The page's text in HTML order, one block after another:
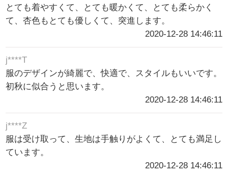
とても着やすくて、とても暖かくて、とても柔らかく
て、杏色もとても優しくて、突進します。
2020-12-28 14:46:11
j****T
服のデザインが綺麗で、快適で、スタイルもいいです。
初秋に似合うと思います。
2020-12-28 14:46:11
j****Z
服は受け取って、生地は手触りがよくて、とても満足し
ています。
2020-12-28 14:46:11